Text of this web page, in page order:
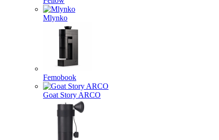
Mlynko
Femobook
Goat Story ARCO